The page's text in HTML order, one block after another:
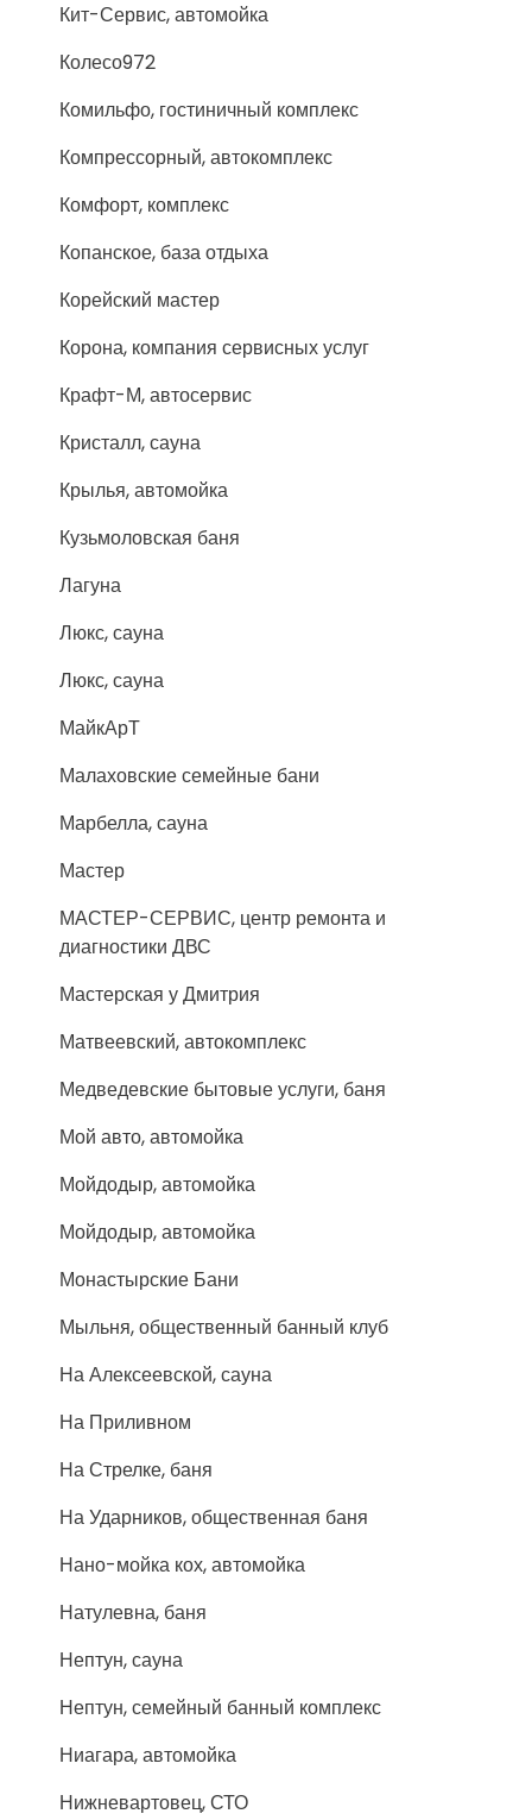
Кит-Сервис, автомойка
Колесо972
Комильфо, гостиничный комплекс
Компрессорный, автокомплекс
Комфорт, комплекс
Копанское, база отдыха
Корейский мастер
Корона, компания сервисных услуг
Крафт-М, автосервис
Кристалл, сауна
Крылья, автомойка
Кузьмоловская баня
Лагуна
Люкс, сауна
Люкс, сауна
МайкАрТ
Малаховские семейные бани
Марбелла, сауна
Мастер
МАСТЕР-СЕРВИС, центр ремонта и
диагностики ДВС
Мастерская у Дмитрия
Матвеевский, автокомплекс
Медведевские бытовые услуги, баня
Мой авто, автомойка
Мойдодыр, автомойка
Мойдодыр, автомойка
Монастырские Бани
Мыльня, общественный банный клуб
На Алексеевской, сауна
На Приливном
На Стрелке, баня
На Ударников, общественная баня
Нано-мойка кох, автомойка
Натулевна, баня
Нептун, сауна
Нептун, семейный банный комплекс
Ниагара, автомойка
Нижневартовец, СТО